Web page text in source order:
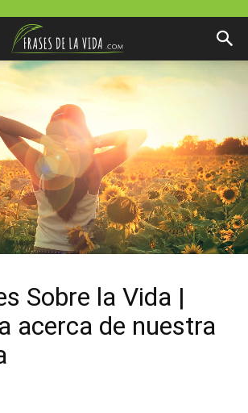
Sobre la Vida |
acerca de nuestra